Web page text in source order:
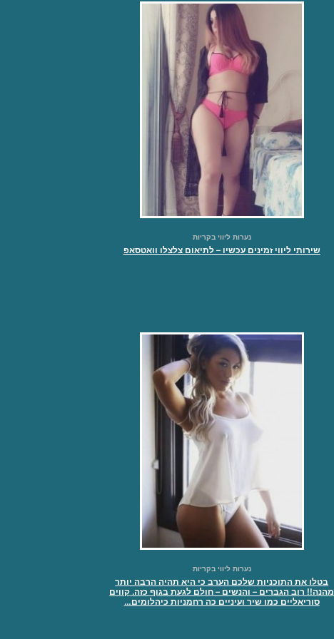
נערות ליווי בקריות
שירותי ליווי זמינים עכשיו – לתיאום צלצלו וואטסאפ
נערות ליווי בקריות
בטלו את התוכניות שלכם הערב כי היא תהיה הרבה יותר
מהנה!! רוב הגברים – והנשים – חולם לגעת בגוף כזה. קווים
סוריאליים כמו שיר ועיניים כה רחמניות כיהלומים…